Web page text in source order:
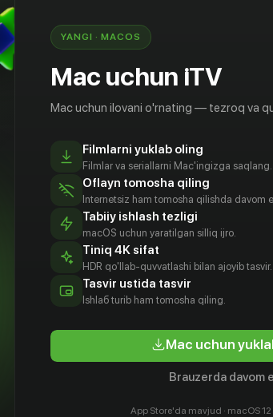
16+
Большая кража
Bepul
YANGI · MACOS
Mac uchun iTV
Mac uchun ilovani o'rnating — tezroq va
Filmlarni yuklab oling
Filmlar va seriallarni Mac'ingizga saqlang.
Oflayn tomosha qiling
Internetsiz ham tomosha qilishda davom
Tabiiy ishlash tezligi
macOS uchun yaratilgan silliq ijro.
Tiniq 4K sifat
HDR qo'llab-quvvatlashi bilan ajoyib tasvir.
Tasvir ustida tasvir
Ishlаб turib ham tomosha qiling.
Mac uchun
Brauzerda davom
App Store'da mavjud · macOS